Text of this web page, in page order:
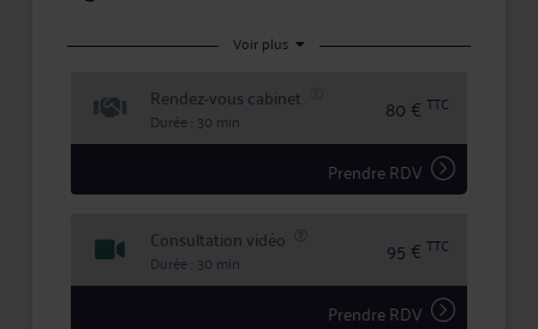
chacun de ses clients en leur garantissant expertise
juridique, rigueur et confidentialité dans le traitement Voir plus
Rendez-vous cabinet
Durée : 30 min 80 € TTC
Prendre RDV
Consultation vidéo
Durée : 30 min 95 € TTC
Prendre RDV